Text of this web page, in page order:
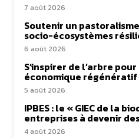
7 août 2026
Soutenir un
socio-écosystèmes
6 août 2026
S’inspirer de l’arbre
économique régénératif
5 août 2026
IPBES : le « GIEC de la
entreprises à devenir
4 août 2026